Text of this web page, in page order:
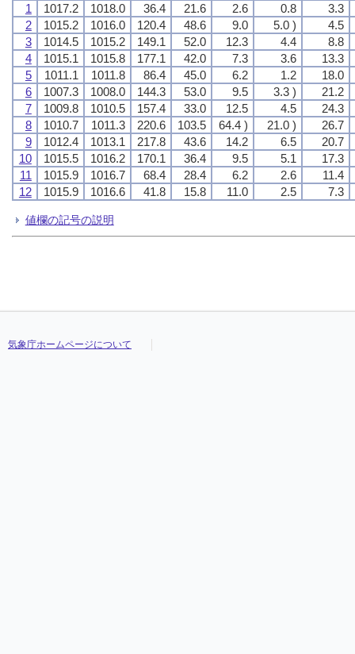
1
1017.2 1018.0 36.4 21.6 2.6 0.8
3.3
2
1015.2 1016.0 120.4 48.6 9.0 5.0 )
4.5
3
1014.5 1015.2 149.1 52.0 12.3 4.4
8.8
4
1015.1 1015.8 177.1 42.0 7.3 3.6
13.3
5
1011.1 1011.8 86.4 45.0 6.2 1.2
18.0
6
1007.3 1008.0 144.3 53.0 9.5 3.3 )
21.2
7
1009.8 1010.5 157.4 33.0 12.5 4.5
24.3
8
1010.7 1011.3 220.6 103.5 64.4 ) 21.0 )
26.7
9
1012.4 1013.1 217.8 43.6 14.2 6.5
20.7
10
1015.5 1016.2 170.1 36.4 9.5 5.1
17.3
11
1015.9 1016.7 68.4 28.4 6.2 2.6
11.4
12
1015.9 1016.6 41.8 15.8 11.0 2.5 7.3
値欄の記号の説明
気象庁ホームページについて